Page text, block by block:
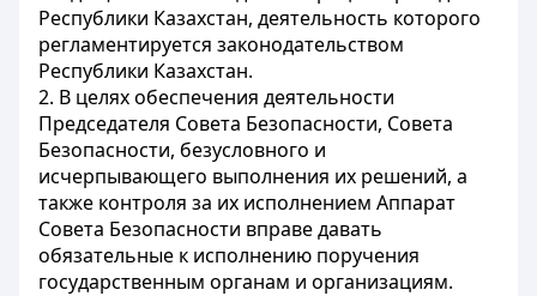
Республики Казахстан, деятельность которого
регламентируется законодательством
Республики Казахстан.
2. В целях обеспечения деятельности
Председателя Совета Безопасности, Совета
Безопасности, безусловного и
исчерпывающего выполнения их решений, а
также контроля за их исполнением Аппарат
Совета Безопасности вправе давать
обязательные к исполнению поручения
государственным органам и организациям.